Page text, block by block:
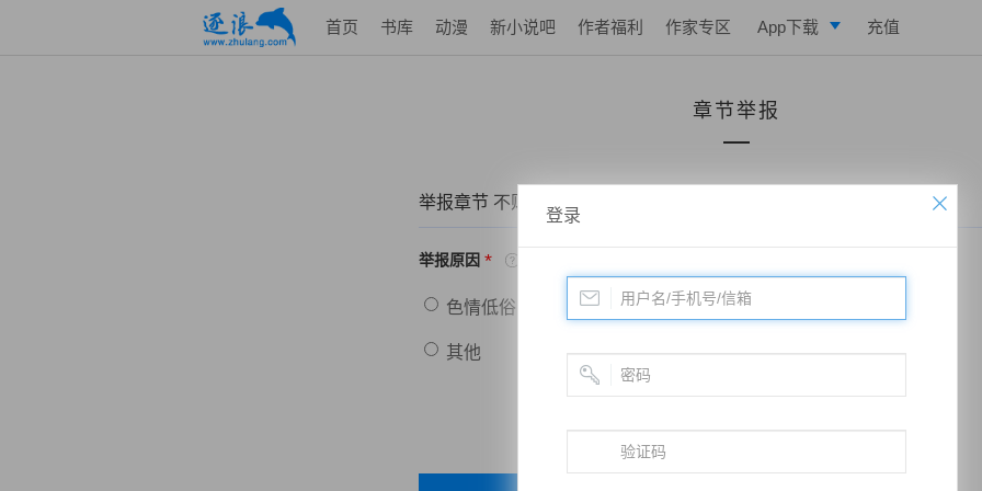
首页 书库 动漫 新小说吧 作者福利 作家专区 App下载
写作助手
充值
章节举报
举报章节 不败战神：都市无敌战神——第八百四十章 开战
举报原因 *
色情低俗 政治敏感 暴力低俗
其他
登录